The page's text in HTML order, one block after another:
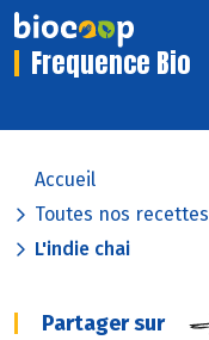
Frequence Bio
Accueil
Toutes nos recettes
L'indie chai
Partager sur